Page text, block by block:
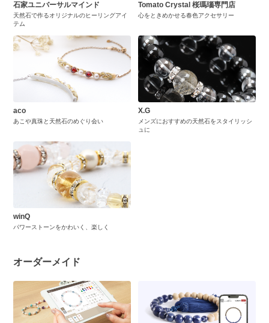
石家ユニバーサルマインド
天然石で作るオリジナルのヒーリングアイ
テム
Tomato Crystal 桜瑪瑙専門店
心をときめかせる春色アクセサリー
aco
あこや真珠と天然石のめぐり会い
X.G
メンズにおすすめの天然石をスタイリッシ
ュに
winQ
パワーストーンをかわいく、楽しく
オーダーメイド